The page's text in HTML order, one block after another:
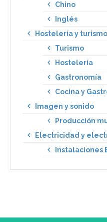
Chino
Inglés
Hostelería y turismo
Turismo
Hostelería
Gastronomía
Cocina y
Imagen y sonido
Producción
Electricidad y
Instalaciones